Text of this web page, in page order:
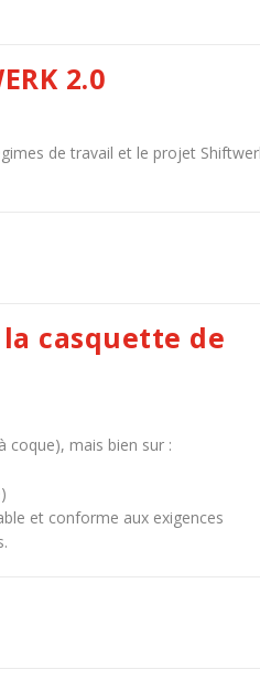
2.0
de travail et le projet
casquette de
coque), mais bien sur :
et conforme aux exigences